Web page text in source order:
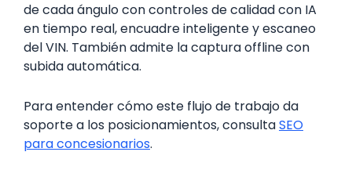
de cada ángulo con controles de calidad con IA
en tiempo real, encuadre inteligente y escaneo
del VIN. También admite la captura offline con
subida automática.
Para entender cómo este flujo de trabajo da
soporte a los posicionamientos, consultaSEO
para concesionarios.